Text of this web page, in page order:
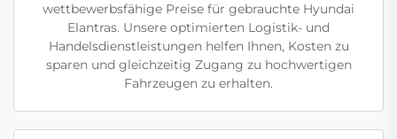
wettbewerbsfähige Preise für gebrauchte Hyundai
Elantras. Unsere optimierten Logistik- und
Handelsdienstleistungen helfen Ihnen, Kosten zu
sparen und gleichzeitig Zugang zu hochwertigen
Fahrzeugen zu erhalten.